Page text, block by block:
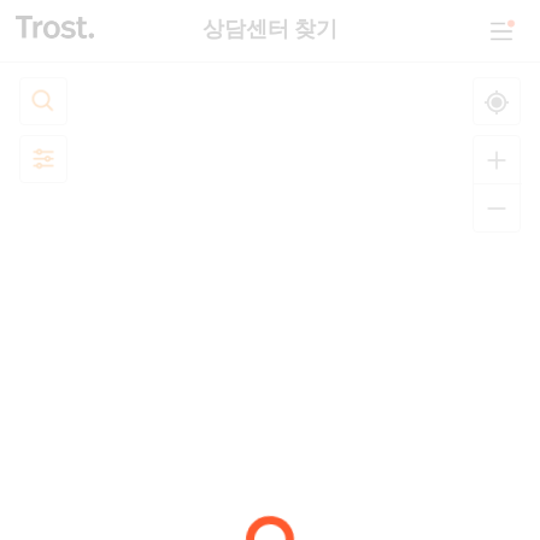
상담센터 찾기